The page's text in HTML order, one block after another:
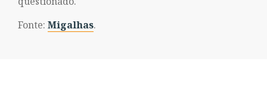
Fonte: Migalhas.